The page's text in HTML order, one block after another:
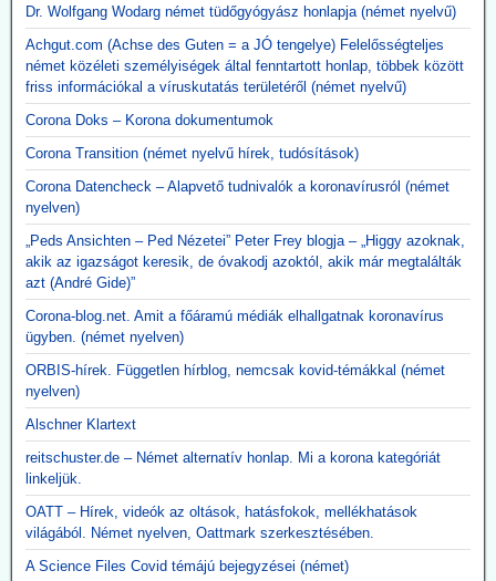
Dr. Wolfgang Wodarg német tüdőgyógyász honlapja (német nyelvű)
Achgut.com (Achse des Guten = a JÓ tengelye) Felelősségteljes
német közéleti személyiségek által fenntartott honlap, többek között
friss információkal a víruskutatás területéről (német nyelvű)
Corona Doks – Korona dokumentumok
Corona Transition (német nyelvű hírek, tudósítások)
Corona Datencheck – Alapvető tudnivalók a koronavírusról (német
nyelven)
„Peds Ansichten – Ped Nézetei” Peter Frey blogja – „Higgy azoknak,
akik az igazságot keresik, de óvakodj azoktól, akik már megtalálták
azt (André Gide)”
Corona-blog.net. Amit a főáramú médiák elhallgatnak koronavírus
ügyben. (német nyelven)
ORBIS-hírek. Független hírblog, nemcsak kovid-témákkal (német
nyelven)
Alschner Klartext
reitschuster.de – Német alternatív honlap. Mi a korona kategóriát
linkeljük.
OATT – Hírek, videók az oltások, hatásfokok, mellékhatások
világából. Német nyelven, Oattmark szerkesztésében.
A Science Files Covid témájú bejegyzései (német)